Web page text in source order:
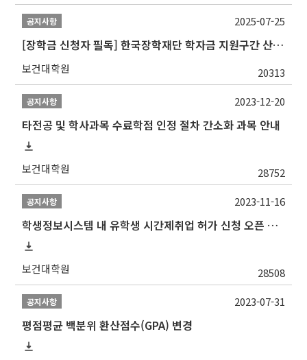
공지사항
[장학금 신청자 필독] 한국장학재단 학자금 지원구간 산정 권고
보건대학원 20313
2025-07-25
공지사항
타전공 및 학사과목 수료학점 인정 절차 간소화 과목 안내
보건대학원 28752
2023-12-20
공지사항
학생정보시스템 내 유학생 시간제취업 허가 신청 오픈 안내
보건대학원 28508
2023-11-16
공지사항
평점평균 백분위 환산점수(GPA) 변경
2023-07-31